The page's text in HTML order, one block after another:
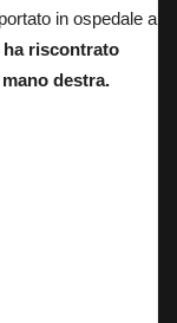
in ospedale a
ha riscontrato
destra.